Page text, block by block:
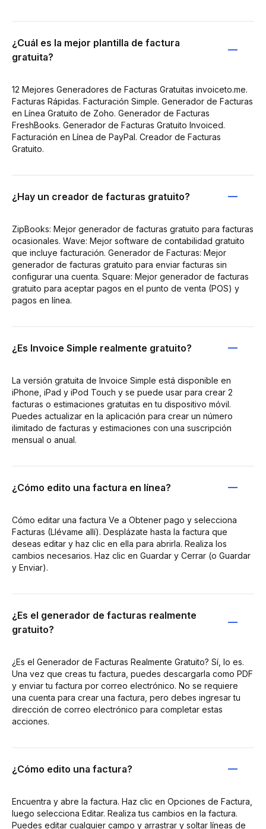
¿Cuál es la mejor plantilla de factura
gratuita?
12 Mejores Generadores de Facturas Gratuitas invoiceto.me.
Facturas Rápidas. Facturación Simple. Generador de Facturas
en Línea Gratuito de Zoho. Generador de Facturas
FreshBooks. Generador de Facturas Gratuito Invoiced.
Facturación en Línea de PayPal. Creador de Facturas
Gratuito.
¿Hay un creador de facturas gratuito?
ZipBooks: Mejor generador de facturas gratuito para facturas
ocasionales. Wave: Mejor software de contabilidad gratuito
que incluye facturación. Generador de Facturas: Mejor
generador de facturas gratuito para enviar facturas sin
configurar una cuenta. Square: Mejor generador de facturas
gratuito para aceptar pagos en el punto de venta (POS) y
pagos en línea.
¿Es Invoice Simple realmente gratuito?
La versión gratuita de Invoice Simple está disponible en
iPhone, iPad y iPod Touch y se puede usar para crear 2
facturas o estimaciones gratuitas en tu dispositivo móvil.
Puedes actualizar en la aplicación para crear un número
ilimitado de facturas y estimaciones con una suscripción
mensual o anual.
¿Cómo edito una factura en línea?
Cómo editar una factura Ve a Obtener pago y selecciona
Facturas (Llévame allí). Desplázate hasta la factura que
deseas editar y haz clic en ella para abrirla. Realiza los
cambios necesarios. Haz clic en Guardar y Cerrar (o Guardar
y Enviar).
¿Es el generador de facturas realmente
gratuito?
¿Es el Generador de Facturas Realmente Gratuito? Sí, lo es.
Una vez que creas tu factura, puedes descargarla como PDF
y enviar tu factura por correo electrónico. No se requiere
una cuenta para crear una factura, pero debes ingresar tu
dirección de correo electrónico para completar estas
acciones.
¿Cómo edito una factura?
Encuentra y abre la factura. Haz clic en Opciones de Factura,
luego selecciona Editar. Realiza tus cambios en la factura.
Puedes editar cualquier campo y arrastrar y soltar líneas de